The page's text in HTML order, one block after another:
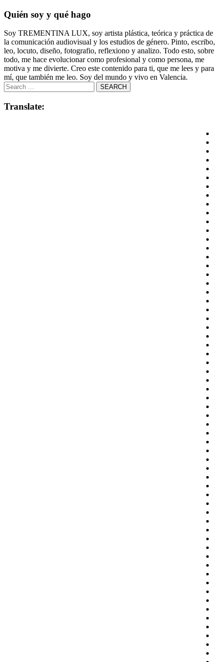
Quién soy y qué hago
Soy TREMENTINA LUX, soy artista plástica, teórica y práctica de
la comunicación audiovisual y los estudios de género. Pinto, escribo,
leo, locuto, diseño, fotografio, reflexiono y analizo. Todo esto, sobre
todo, me hace evolucionar como profesional y como persona, me
motiva y me divierte. Creo este contenido para ti, que me lees y para
mí, que también me leo. Soy del mundo y vivo en Valencia.
Translate: